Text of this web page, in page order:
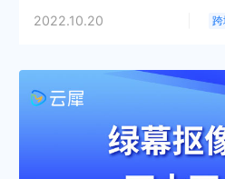
2022.10.20